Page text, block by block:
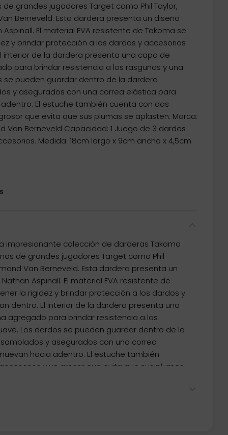
grandes jugadores Target como Phil Taylor,
Berneveld. Esta dardera presenta un diseño
El material EVA resistente de Takoma se
y brindar protección a los dardos y accesorios
interior de la dardera presenta una capa de
para brindar resistencia a los rasguños y una
se pueden guardar dentro de la dardera
y asegurados con una correa elástica para
El estuche también cuenta con dos
que evita que sus plumas se aplasten. Marca:
Van Berneveld Capacidad: 1 Juego de 3 dardos
Medida: 18cm largo x 9cm ancho x 4,5cm
impresionante colección de darderas Takoma
de grandes jugadores Target como Phil
Van Berneveld. Esta dardera presenta un
Aspinall. El material EVA resistente de
la rigidez y brindar protección a los dardos y
dentro. El interior de la dardera presenta una
agregado para brindar resistencia a los
Los dardos se pueden guardar dentro de la
y asegurados con una correa
hacia adentro. El estuche también
y un grosor que evita que sus plumas